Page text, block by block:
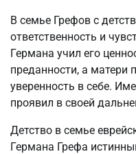
В семье Грефов с
ответственность и
Германа учил его
преданности, а матери
уверенность в себе.
проявил в своей
Детство в семье
Германа Грефа